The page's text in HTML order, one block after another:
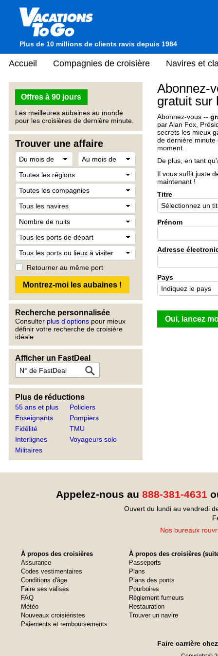
Plus de 10 millions de clients ravis depuis 1984
Accueil Compagnies de croisière Navires et
Offres à 90 jours
Les meilleures aubaines au monde
pour les croisières de dernière minute.
Trouver une affaire
Retourner au même port
Recherche personnalisée
Consulter plus d'options pour mieux
définir votre recherche de croisière
idéale.
Afficher un FastDeal
Plus de réductions
55 ans et plus
Enseignants
Fidélité
Interlignes
Militaires
Policiers
Pompiers
TMU
Voyageurs solo
Abonnez-
gratuit sur
Abonnez-vous --
par Alan Fox,
secrets les mieux
de dernière minute
moment.
De plus, en tant
Il vous suffit juste
maintenant !
Titre
Prénom
Adresse
Pays
Appelez-nous au 888-381-4631
Ouvert du lundi au vendredi
Nos bureaux
À propos des croisières
Assurance
Codes vestimentaires
Conditions d'âge
Faire ses valises
FAQ
Météo
Nouveaux croisiéristes
Paiements et remboursements
À propos des croisières
Passeports
Plans
Plans des ponts
Pourboires
Règlement fumeurs
Restauration
Trouver un navire
Faire carrière